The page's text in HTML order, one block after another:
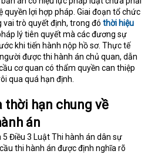
quyền lợi hợp pháp. Giai đoạn tổ chức
trò quyết định, trong đó thời hiệu
lý tiên quyết mà các đương sự
khi tiến hành nộp hồ sơ. Thực tế
được thi hành án chủ quan, dẫn
cơ quan có thẩm quyền can thiệp
qua quá hạn định.
thời hạn chung về
án
Điều 3 Luật Thi hành án dân sự
thi hành án được định nghĩa rõ